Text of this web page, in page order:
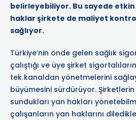
belirleyebiliyor. Bu sayede etkin
haklar şirkete de maliyet
sağlıyor.
Türkiye’nin önde gelen sağlık
çalıştığı ve üye şirket
tek kanaldan yönetmelerini
büyümesini sürdürüyor. Şirketlerin
sundukları yan hakları
çalışanların yan haklarını